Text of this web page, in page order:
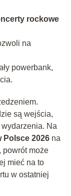
rockowe
na
powerbank,
są wejścia,
Na
Polsce 2026na
powrót może
mieć na to
w ostatniej